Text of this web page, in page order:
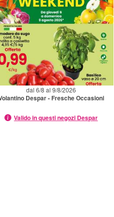
dal 6/8 al 9/8/2026
Despar - Fresche Occasioni
Valido in questi negozi Despar